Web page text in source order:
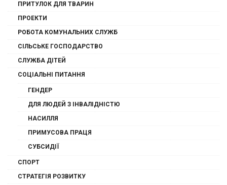
ПРИТУЛОК ДЛЯ ТВАРИН
ПРОЕКТИ
РОБОТА КОМУНАЛЬНИХ СЛУЖБ
СІЛЬСЬКЕ ГОСПОДАРСТВО
СЛУЖБА ДІТЕЙ
СОЦІАЛЬНІ ПИТАННЯ
ГЕНДЕР
ДЛЯ ЛЮДЕЙ З ІНВАЛІДНІСТЮ
НАСИЛЛЯ
ПРИМУСОВА ПРАЦЯ
СУБСИДІЇ
СПОРТ
СТРАТЕГІЯ РОЗВИТКУ